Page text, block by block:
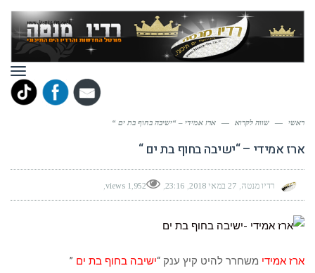
ראשי — שווה לקרוא — ארז אמידי – “ישיבה בחוף בת ים “
ארז אמידי – “ישיבה בחוף בת ים “
רדיו מנטה 27 במאי 2018 23:16
1,952 views
ארז אמידי משחרר להיט קיץ ענק “ישיבה בחוף בת ים ”